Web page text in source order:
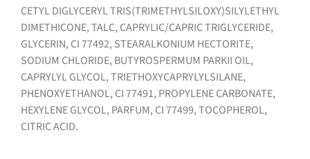
CETYL DIGLYCERYL TRIS(TRIMETHYLSILOXY)SILYLETHYL
DIMETHICONE, TALC, CAPRYLIC/CAPRIC TRIGLYCERIDE,
GLYCERIN, CI 77492, STEARALKONIUM HECTORITE,
SODIUM CHLORIDE, BUTYROSPERMUM PARKII OIL,
CAPRYLYL GLYCOL, TRIETHOXYCAPRYLYLSILANE,
PHENOXYETHANOL, CI 77491, PROPYLENE CARBONATE,
HEXYLENE GLYCOL, PARFUM, CI 77499, TOCOPHEROL,
CITRIC ACID.